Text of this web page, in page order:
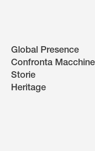
Global Presence
Confronta Macchine
Storie
Heritage